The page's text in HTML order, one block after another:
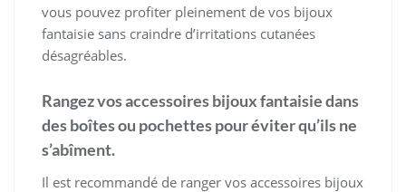
vous pouvez profiter pleinement de vos bijoux
fantaisie sans craindre d’irritations cutanées
désagréables.
Rangez vos accessoires bijoux fantaisie dans
des boîtes ou pochettes pour éviter qu’ils ne
s’abîment.
Il est recommandé de ranger vos accessoires bijoux